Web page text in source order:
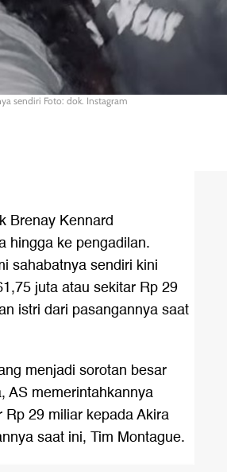
sendiri Foto: dok. Instagram
Brenay Kennard
hingga ke pengadilan.
sahabatnya sendiri kini
juta atau sekitar Rp 29
istri dari pasangannya saat
menjadi sorotan besar
AS memerintahkannya
29 miliar kepada Akira
saat ini, Tim Montague.